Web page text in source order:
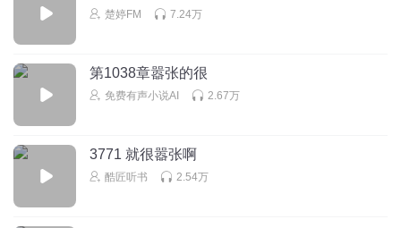
楚婷FM 7.24万
第1038章嚣张的很
免费有声小说AI 2.67万
3771 就很嚣张啊
酷匠听书 2.54万